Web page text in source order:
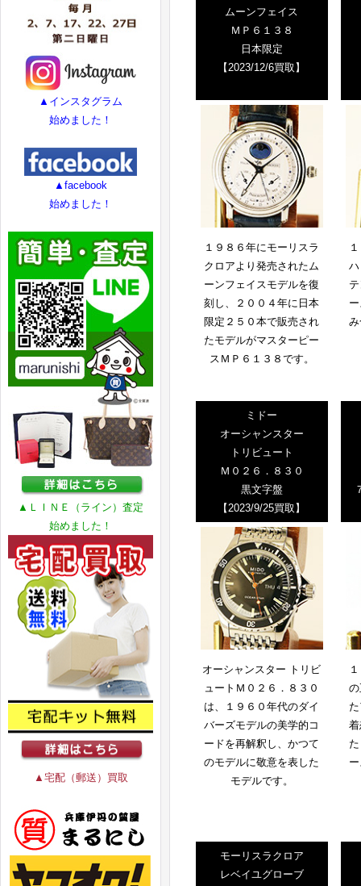
▲インスタグラム
始めました！
▲facebook
始めました！
▲ＬＩＮＥ（ライン）査定
始めました！
▲宅配（郵送）買取
ムーンフェイス
ＭＰ６１３８
日本限定
【2023/12/6買取】
１９８６年にモーリスラ
クロアより発売されたム
ーンフェイスモデルを復
刻し、２００４年に日本
限定２５０本で販売され
たモデルがマスターピー
スＭＰ６１３８です。
ミドー
オーシャンスター
トリビュート
Ｍ０２６．８３０
黒文字盤
【2023/9/25買取】
オーシャンスター トリビ
ュートＭ０２６．８３０
は、１９６０年代のダイ
バーズモデルの美学的コ
ードを再解釈し、かつて
のモデルに敬意を表した
モデルです。
モーリスラクロア
レベイユグローブ